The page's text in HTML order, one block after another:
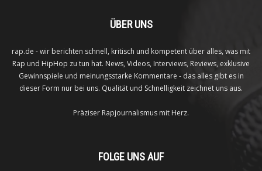
ÜBER UNS
rap.de - wir berichten schnell, kritisch und kompetent über alles, was mit
Rap und HipHop zu tun hat. News, Videos, Interviews, Reviews, exklusive
Gewinnspiele und meinungsstarke Kommentare - das alles gibt es in
dieser Form nur bei uns. Qualität und Schnelligkeit zeichnet uns aus.
Präziser Rapjournalismus mit Herz.
FOLGE UNS AUF